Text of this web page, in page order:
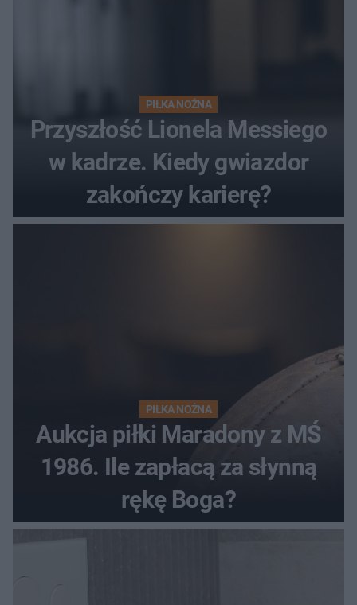
PIŁKA NOŻNA
Przyszłość Lionela Messiego
w kadrze. Kiedy gwiazdor
zakończy karierę?
PIŁKA NOŻNA
Aukcja piłki Maradony z MŚ
1986. Ile zapłacą za słynną
rękę Boga?